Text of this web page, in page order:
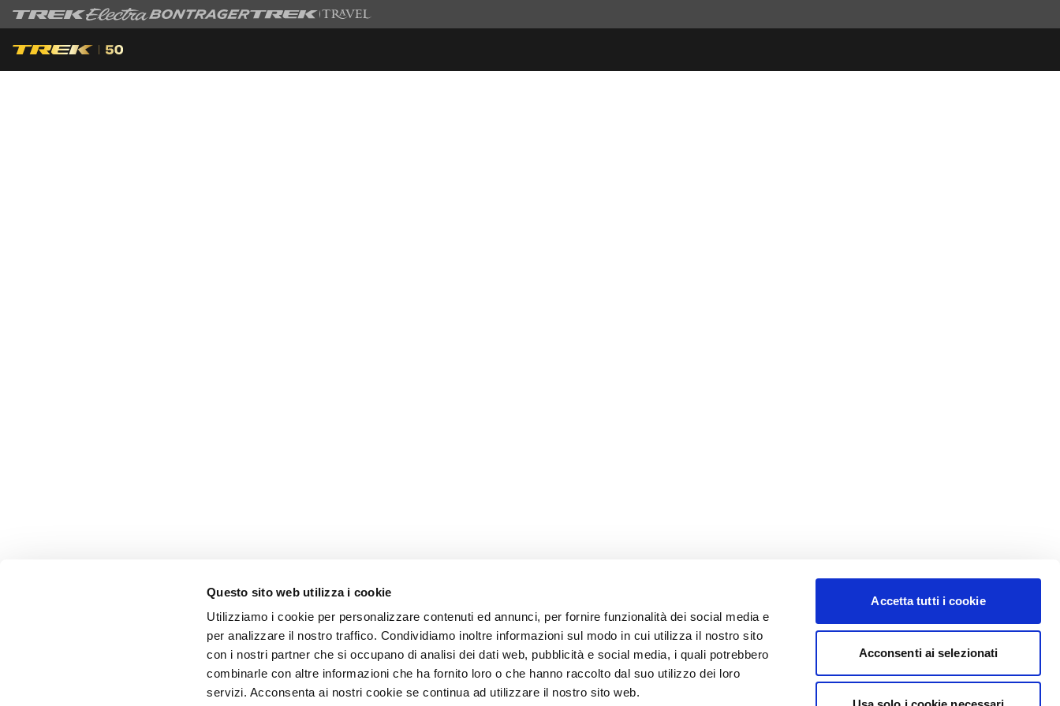
Questo sito web utilizza i cookie
Utilizziamo i cookie per personalizzare contenuti ed annunci, per fornire funzionalità dei social media e
per analizzare il nostro traffico. Condividiamo inoltre informazioni sul modo in cui utilizza il nostro sito
con i nostri partner che si occupano di analisi dei dati web, pubblicità e social media, i quali potrebbero
combinarle con altre informazioni che ha fornito loro o che hanno raccolto dal suo utilizzo dei loro
servizi. Acconsenta ai nostri cookie se continua ad utilizzare il nostro sito web.
Accetta tutti i cookie
Acconsenti ai selezionati